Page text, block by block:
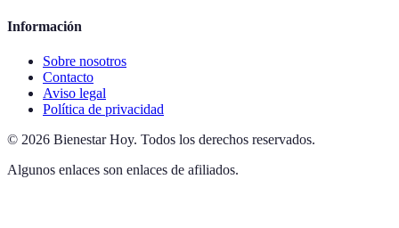
Información
Sobre nosotros
Contacto
Aviso legal
Política de privacidad
© 2026 Bienestar Hoy. Todos los derechos reservados.
Algunos enlaces son enlaces de afiliados.